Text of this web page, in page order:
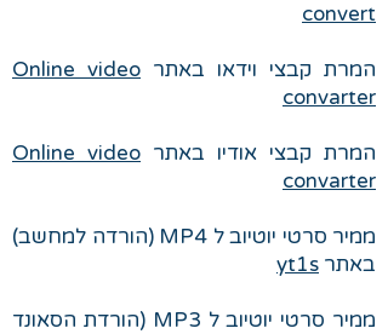
convert
המרת קבצי וידאו באתר Online video
convarter
המרת קבצי אודיו באתר Online video
convarter
ממיר סרטי יוטיוב ל MP4 (הורדה למחשב)
באתר yt1s
ממיר סרטי יוטיוב ל MP3 (הורדת הסאונד